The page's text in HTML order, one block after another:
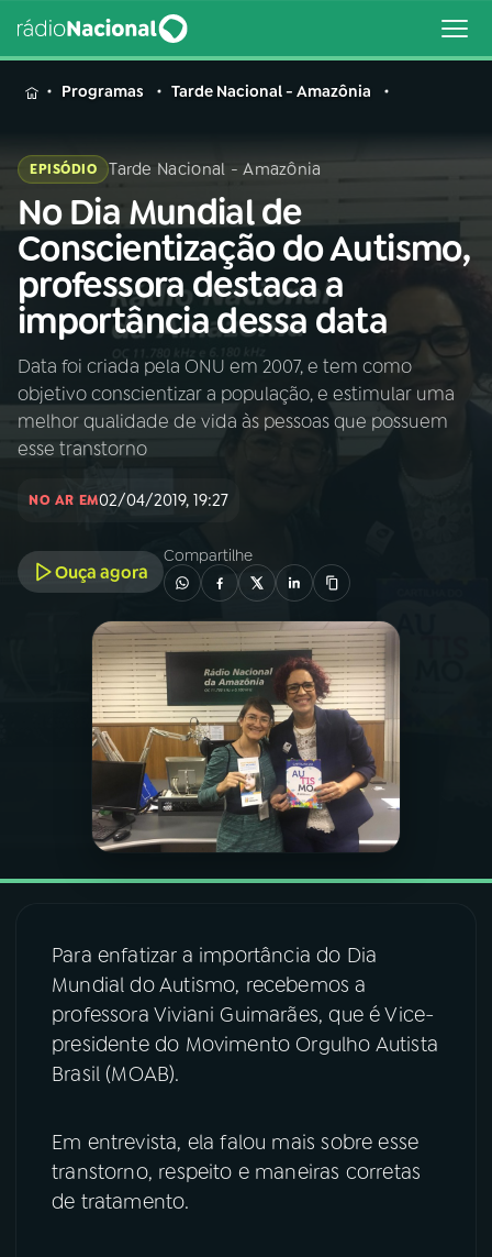
MENU
Buscar
na
Rádio
Nacional
Buscar
AO VIVO
01INÍCIO
PROGRAMAÇÃO
PROGRAMAS
PODCASTS
VIDEOCASTS
ÚLTIMAS
ACOMPANHE A RÁDIO NACIONAL
YouTube Facebook
Instagram
TikTok
Programas Tarde Nacional - Amazônia
EPISÓDIO Tarde Nacional - Amazônia
No Dia Mundial de
Conscientização do Autismo,
professora destaca a
importância dessa data
Data foi criada pela ONU em 2007, e tem como
objetivo conscientizar a população, e estimular uma
melhor qualidade de vida às pessoas que possuem
esse transtorno
NO AR EM02/04/2019, 19:27
Ouça agora
Compartilhe
Para enfatizar a importância do Dia
Mundial do Autismo, recebemos a
professora Viviani Guimarães, que é Vice-
presidente do Movimento Orgulho Autista
Brasil (MOAB).
Em entrevista, ela falou mais sobre esse
transtorno, respeito e maneiras corretas
de tratamento.